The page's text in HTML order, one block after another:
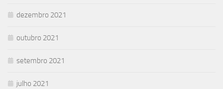
dezembro 2021
outubro 2021
setembro 2021
julho 2021